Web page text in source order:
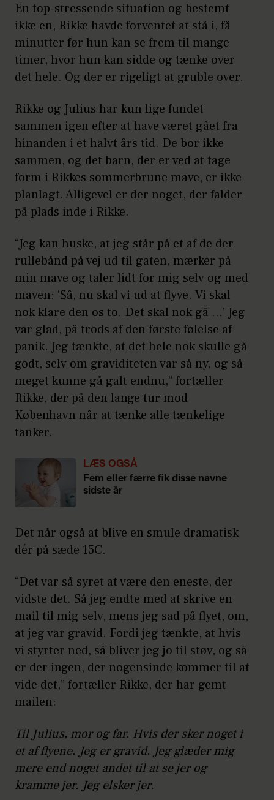
En top-stressende situation og bestemt
ikke en, Rikke havde forventet at stå i, få
minutter før hun kan se frem til mange
timer, hvor hun kan sidde og tænke over
det hele. Og der er rigeligt at gruble over.
Rikke og Julius har kun lige fundet
sammen igen efter at have været gået fra
hinanden i et halvt års tid. De bor ikke
sammen, og det barn, der er ved at tage
form i Rikkes sommerbrune mave, er ikke
planlagt. Alligevel er der noget, der falder
på plads inde i Rikke.
“Jeg kan huske, at jeg står på et af de der
rullebånd på vej ud til gaten, mærker på
min mave og taler lidt for mig selv og med
maven: ‘Så, nu skal vi ud at flyve. Vi skal
nok klare den os to. Det skal nok gå …’ Jeg
var glad, på trods af den første følelse af
panik. Jeg tænkte, at det hele nok skulle gå
godt, selv om graviditeten var så ny, og så
meget kunne gå galt endnu,” fortæller
Rikke, der på den lange tur mod
København når at tænke alle tænkelige
tanker.
LÆS OGSÅ
Fem eller færre fik disse navne
sidste år
Det når også at blive en smule dramatisk
dér på sæde 15C.
“Det var så syret at være den eneste, der
vidste det. Så jeg endte med at skrive en
mail til mig selv, mens jeg sad på flyet, om,
at jeg var gravid. Fordi jeg tænkte, at hvis
vi styrter ned, så bliver jeg jo til støv, og så
er der ingen, der nogensinde kommer til at
vide det,” fortæller Rikke, der har gemt
mailen:
Til Julius, mor og far. Hvis der sker noget i
et af flyene. Jeg er gravid. Jeg glæder mig
mere end noget andet til at se jer og
kramme jer. Jeg elsker jer.